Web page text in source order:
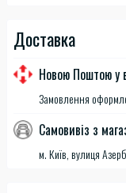
Доставка
Новою Поштою у
Замовлення
Самовивіз з
м. Київ, вулиця